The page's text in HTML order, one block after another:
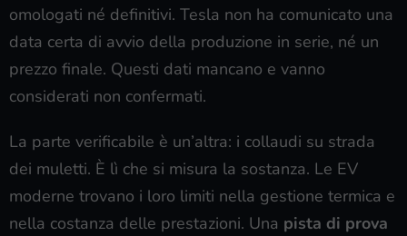
omologati né definitivi. Tesla non ha comunicato una
data certa di avvio della produzione in serie, né un
prezzo finale. Questi dati mancano e vanno
considerati non confermati.
La parte verificabile è un’altra: i collaudi su strada
dei muletti. È lì che si misura la sostanza. Le EV
moderne trovano i loro limiti nella gestione termica e
nella costanza delle prestazioni. Una pista di prova